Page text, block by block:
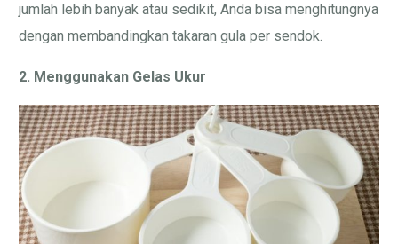
jumlah lebih banyak atau sedikit, Anda bisa menghitungnya
dengan membandingkan takaran gula per sendok.
2. Menggunakan Gelas Ukur